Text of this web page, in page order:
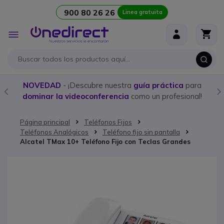
900 80 26 26 Linea gratuita
Toggle
Nav
NOVEDAD- ¡Descubre nuestraguía prácticapara
dominar la videoconferenciacomo un profesional!
Página principal
Teléfonos Fijos
Teléfonos Analógicos
Teléfono fijo sin pantalla
Alcatel TMax 10+ Teléfono Fijo con Teclas Grandes